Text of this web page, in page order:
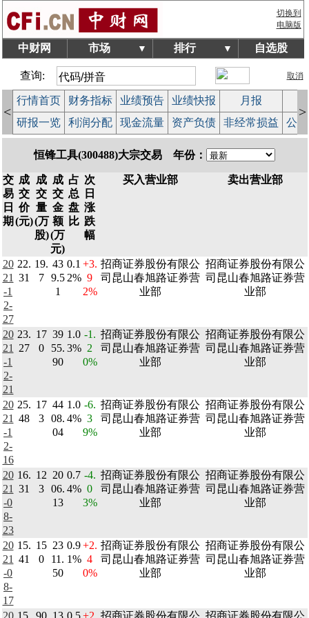
切换到
电脑版
中财网 市场 ▼ 排行 ▼ 自选股
查询: 取消
<
行情首页 财务指标 业绩预告 业绩快报 月报
研报一览
利润分配 现金流量 资产负债 非经常损益 公
>
恒锋工具(300488)大宗交易 年份：
交
易
日
期
成
交
价
(元)
成
交
量
(万
股)
成
交
金
额
(万
元)
占
总
盘
比
次
日
涨
跌
幅
买入营业部 卖出营业部
20
21
-1
2-
27
22.
31
19.
7
43
9.5
1
0.1
2%
+3.
9
2%
招商证券股份有限公
司昆山春旭路证券营
业部
招商证券股份有限公
司昆山春旭路证券营
业部
20
21
-1
2-
21
23.
27
17
0
39
55.
90
1.0
3%
-1.
2
0%
招商证券股份有限公
司昆山春旭路证券营
业部
招商证券股份有限公
司昆山春旭路证券营
业部
20
21
-1
2-
16
25.
48
17
3
44
08.
04
1.0
4%
-6.
3
9%
招商证券股份有限公
司昆山春旭路证券营
业部
招商证券股份有限公
司昆山春旭路证券营
业部
20
21
-0
8-
23
16.
31
12
3
20
06.
13
0.7
4%
-4.
0
3%
招商证券股份有限公
司昆山春旭路证券营
业部
招商证券股份有限公
司昆山春旭路证券营
业部
20
21
-0
8-
17
15.
41
15
0
23
11.
50
0.9
1%
+2.
4
0%
招商证券股份有限公
司昆山春旭路证券营
业部
招商证券股份有限公
司昆山春旭路证券营
业部
20 15. 90 13 0.5+2. 招商证券股份有限公 招商证券股份有限公